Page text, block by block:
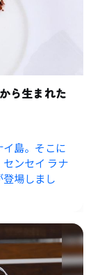
ら生まれた
イ島。そこに
ンセイ ラナ
場しまし